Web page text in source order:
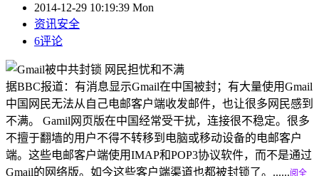
2014-12-29 10:19:39 Mon
资讯安全
6评论
据BBC报道：有消息显示Gmail在中国被封；有大量使用Gmail
中国网民无法从自己电邮客户端收发邮件，也让很多网民感到
不满。 Gamil网页版在中国经常受干扰，连接很不稳定。很多
不擅于翻墙的用户不得不转移到电脑或移动设备的电邮客户
端。这些电邮客户端使用IMAP和POP3协议软件，而不是通过
Gmail的网络版。如今这些客户端渠道也都被封锁了。......阅全